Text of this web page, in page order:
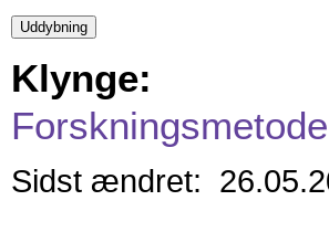
Klynge:
Sidst ændret: